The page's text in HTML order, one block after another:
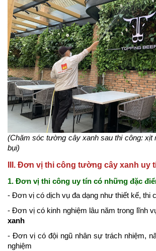
(Chăm sóc tường cây xanh sau thi công: xịt
bụi)
III. Đơn vị thi công tường cây xanh uy
1. Đơn vị thi công uy tín có những đặc
- Đơn vị có dịch vụ đa dạng như thiết kế, thi
- Đơn vị có kinh nghiệm lâu năm trong lĩnh
xanh
- Đơn vị có đội ngũ nhân sự trách nhiệm,
nghiệm